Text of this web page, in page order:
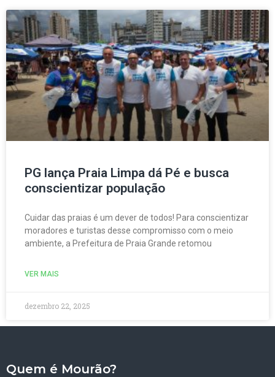
PG lança Praia Limpa dá Pé e busca
conscientizar população
Cuidar das praias é um dever de todos! Para conscientizar
moradores e turistas desse compromisso com o meio
ambiente, a Prefeitura de Praia Grande retomou
VER MAIS
dezembro 22, 2025
Quem é Mourão?